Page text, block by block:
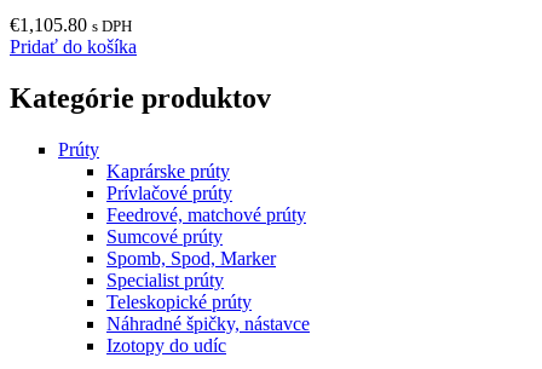
€1,105.80 s DPH
Pridať do košíka
Kategórie produktov
Prúty
Kaprárske prúty
Prívlačové prúty
Feedrové, matchové prúty
Sumcové prúty
Spomb, Spod, Marker
Specialist prúty
Teleskopické prúty
Náhradné špičky, nástavce
Izotopy do udíc